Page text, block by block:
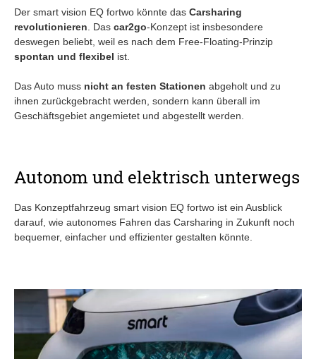
Der smart vision EQ fortwo könnte das Carsharing
revolutionieren . Das car2go-Konzept ist insbesondere
deswegen beliebt, weil es nach dem Free-Floating-Prinzip
spontan und flexibel ist.
Das Auto muss nicht an festen Stationen abgeholt und zu
ihnen zurückgebracht werden, sondern kann überall im
Geschäftsgebiet angemietet und abgestellt werden.
Autonom und elektrisch unterwegs
Das Konzeptfahrzeug smart vision EQ fortwo ist ein Ausblick
darauf, wie autonomes Fahren das Carsharing in Zukunft noch
bequemer, einfacher und effizienter gestalten könnte.